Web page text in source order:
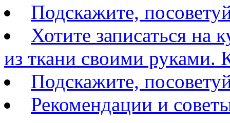
Подскажите,
Хотите записаться на
из ткани своими руками.
Подскажите,
Рекомендации и